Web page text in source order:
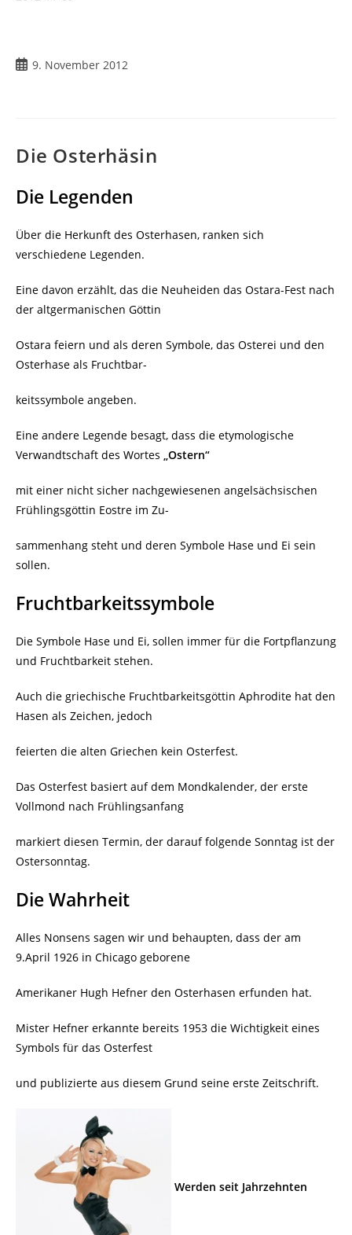
Beitrag
9. November 2012
Die Osterhäsin
Die Legenden
Über die Herkunft des Osterhasen, ranken sich
verschiedene Legenden.
Eine davon erzählt, das die Neuheiden das Ostara-Fest nach
der altgermanischen Göttin
Ostara feiern und als deren Symbole, das Osterei und den
Osterhase als Fruchtbar-
keitssymbole angeben.
Eine andere Legende besagt, dass die etymologische
Verwandtschaft des Wortes „Ostern“
mit einer nicht sicher nachgewiesenen angelsächsischen
Frühlingsgöttin Eostre im Zu-
sammenhang steht und deren Symbole Hase und Ei sein
sollen.
Fruchtbarkeitssymbole
Die Symbole Hase und Ei, sollen immer für die Fortpflanzung
und Fruchtbarkeit stehen.
Auch die griechische Fruchtbarkeitsgöttin Aphrodite hat den
Hasen als Zeichen, jedoch
feierten die alten Griechen kein Osterfest.
Das Osterfest basiert auf dem Mondkalender, der erste
Vollmond nach Frühlingsanfang
markiert diesen Termin, der darauf folgende Sonntag ist der
Ostersonntag.
Die Wahrheit
Alles Nonsens sagen wir und behaupten, dass der am
9.April 1926 in Chicago geborene
Amerikaner Hugh Hefner den Osterhasen erfunden hat.
Mister Hefner erkannte bereits 1953 die Wichtigkeit eines
Symbols für das Osterfest
und publizierte aus diesem Grund seine erste Zeitschrift.
Werden seit Jahrzehnten